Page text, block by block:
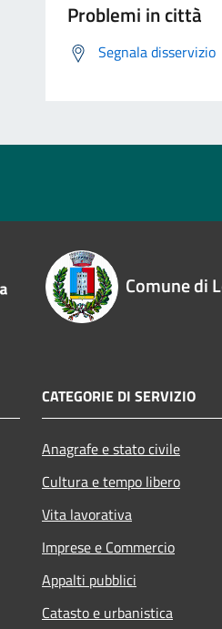
Problemi in città
Segnala disservizio
Comune di
CATEGORIE DI SERVIZIO
Anagrafe e stato civile
Cultura e tempo libero
Vita lavorativa
Imprese e Commercio
Appalti pubblici
Catasto e urbanistica